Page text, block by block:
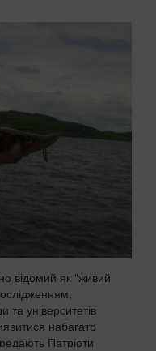
відомий як "живий
університетів
набагато
Патріоти